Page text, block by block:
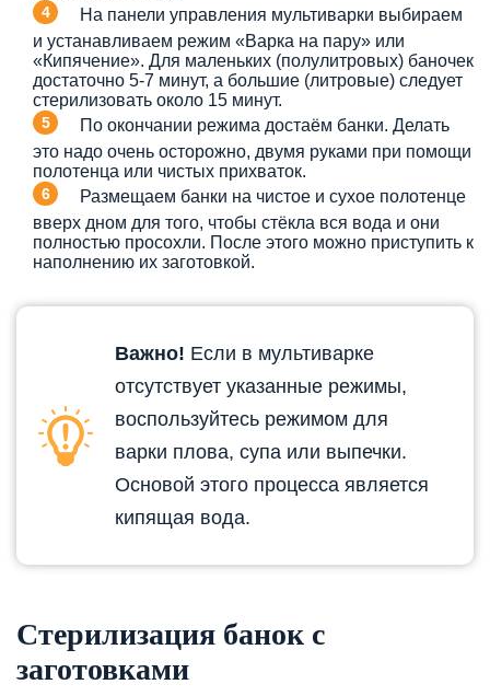
На панели управления мультиварки выбираем
и устанавливаем режим «Варка на пару» или
«Кипячение». Для маленьких (полулитровых) баночек
достаточно 5-7 минут, а большие (литровые) следует
стерилизовать около 15 минут.
По окончании режима достаём банки. Делать
это надо очень осторожно, двумя руками при помощи
полотенца или чистых прихваток.
Размещаем банки на чистое и сухое полотенце
вверх дном для того, чтобы стёкла вся вода и они
полностью просохли. После этого можно приступить к
наполнению их заготовкой.
Важно! Если в мультиварке
отсутствует указанные режимы,
воспользуйтесь режимом для
варки плова, супа или выпечки.
Основой этого процесса является
кипящая вода.
Стерилизация банок с
заготовками